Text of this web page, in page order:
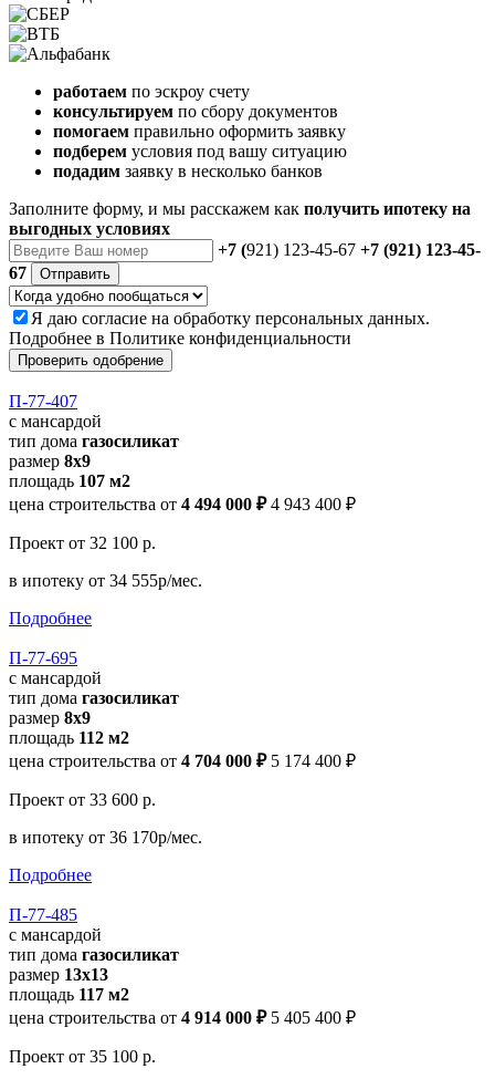
работаем по эскроу счету
консультируем по сбору документов
помогаем правильно оформить заявку
подберем условия под вашу ситуацию
подадим заявку в несколько банков
Заполните форму, и мы расскажем как получить ипотеку на
выгодных условиях
+7 (921) 123-45-67 +7 (921) 123-45-
67
Отправить
Я даю согласие на обработку персональных данных.
Подробнее в Политике конфиденциальности
Проверить одобрение
П-77-407
с мансардой
тип дома газосиликат
размер 8х9
площадь 107 м2
цена строительства от 4 494 000 ₽ 4 943 400 ₽
Проект от 32 100 р.
в ипотеку от 34 555р/мес.
Подробнее
П-77-695
с мансардой
тип дома газосиликат
размер 8x9
площадь 112 м2
цена строительства от 4 704 000 ₽ 5 174 400 ₽
Проект от 33 600 р.
в ипотеку от 36 170р/мес.
Подробнее
П-77-485
с мансардой
тип дома газосиликат
размер 13х13
площадь 117 м2
цена строительства от 4 914 000 ₽ 5 405 400 ₽
Проект от 35 100 р.